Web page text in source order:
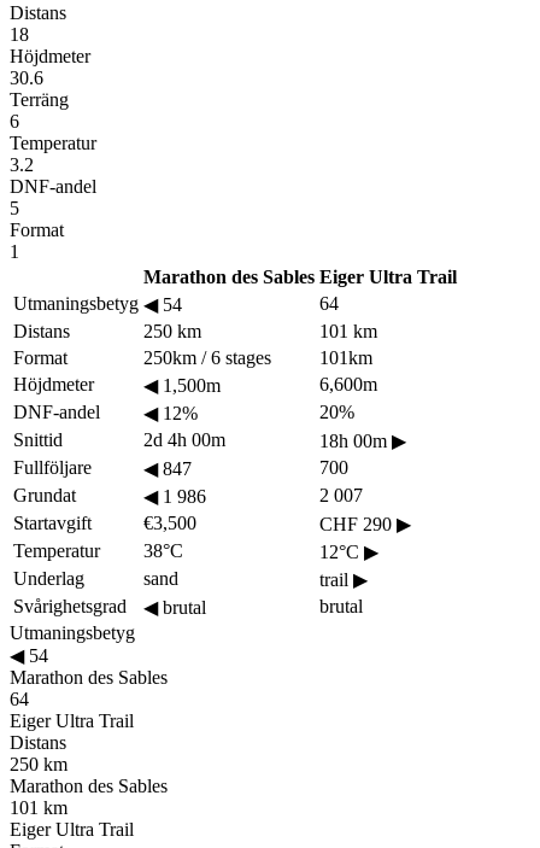
Distans
18
Höjdmeter
30.6
Terräng
6
Temperatur
3.2
DNF-andel
5
Format
1
Marathon des Sables Eiger Ultra Trail
Utmaningsbetyg ◀54
64
Distans
250 km
101 km
Format
250km / 6 stages
101km
Höjdmeter
◀1,500m
6,600m
DNF-andel
◀12%
20%
Snittid
2d 4h 00m 18h 00m ▶
Fullföljare
◀847
700
Grundat
◀1 986
2 007
Startavgift
€3,500 CHF 290 ▶
Temperatur
38°C 12°C ▶
Underlag
sand trail ▶
Svårighetsgrad
◀brutal
brutal
Utmaningsbetyg
◀54
Marathon des Sables
64
Eiger Ultra Trail
Distans
250 km
Marathon des Sables
101 km
Eiger Ultra Trail